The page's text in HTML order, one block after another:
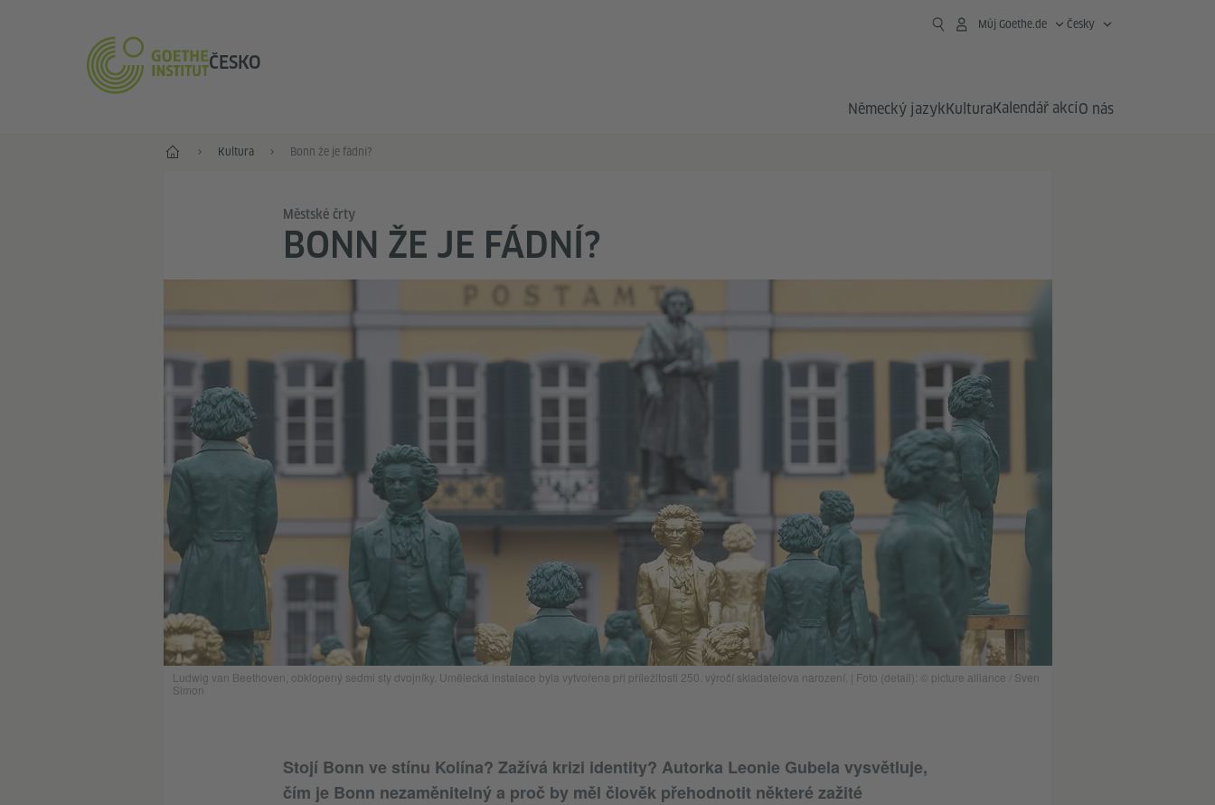
ČESKO
Můj Goethe.de Česky
Německý jazykKulturaKalendář akcíO nás
Hlavní stránkaKultura Bonn že je fádní?
Městské črty
BONN ŽE JE FÁDNÍ?
Ludwig van Beethoven, obklopený sedmi sty dvojníky. Umělecká instalace byla vytvořena při příležitosti 250. výročí skladatelova narození. | Foto (detail): © picture alliance / Sven
Simon
Stojí Bonn ve stínu Kolína? Zažívá krizi identity? Autorka Leonie Gubela vysvětluje,
čím je Bonn nezaměnitelný a proč by měl člověk přehodnotit některé zažité